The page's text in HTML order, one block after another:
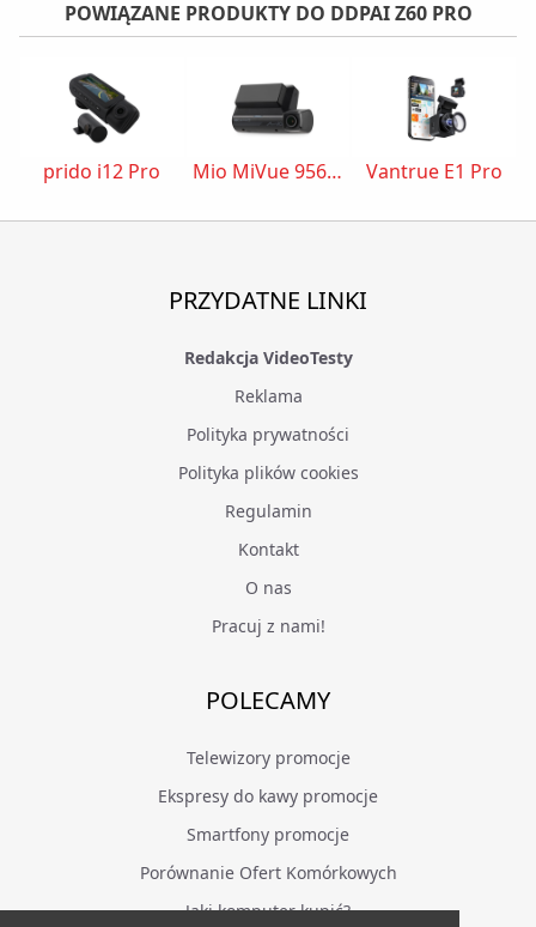
POWIĄZANE PRODUKTY DO DDPAI Z60 PRO
prido i12 Pro Mio MiVue 956W Vantrue E1 Pro
PRZYDATNE LINKI
Redakcja VideoTesty
Reklama
Polityka prywatności
Polityka plików cookies
Regulamin
Kontakt
O nas
Pracuj z nami!
POLECAMY
Telewizory promocje
Ekspresy do kawy promocje
Smartfony promocje
Porównanie Ofert Komórkowych
Jaki komputer kupić?